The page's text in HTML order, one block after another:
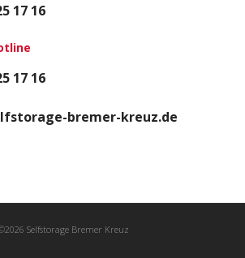
17 16
17 16
bremer-kreuz.de
Selfstorage Bremer Kreuz